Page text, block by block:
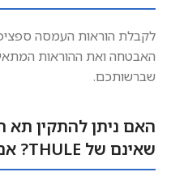
לקבלת הוראות העמסה
האבטחה ואת ההוראות
שברשותכם.
האם ניתן להתקין תא
שאינם של THULE? אם כן, איזה סוג צריך?